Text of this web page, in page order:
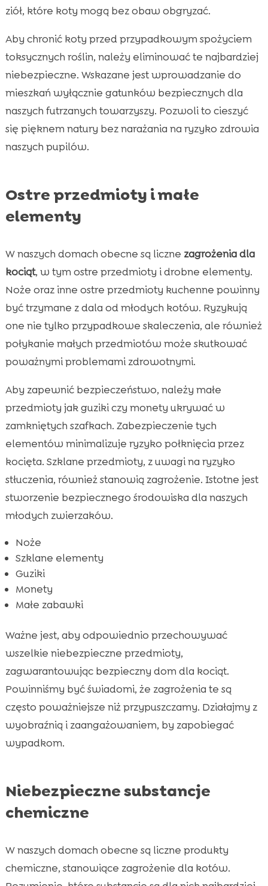
ziół, które koty mogą bez obaw obgryzać.
Aby chronić koty przed przypadkowym spożyciem
toksycznych roślin, należy eliminować te najbardziej
niebezpieczne. Wskazane jest wprowadzanie do
mieszkań wyłącznie gatunków bezpiecznych dla
naszych futrzanych towarzyszy. Pozwoli to cieszyć
się pięknem natury bez narażania na ryzyko zdrowia
naszych pupilów.
Ostre przedmioty i małe
elementy
W naszych domach obecne są liczne zagrożenia dla
kociąt, w tym ostre przedmioty i drobne elementy.
Noże oraz inne ostre przedmioty kuchenne powinny
być trzymane z dala od młodych kotów. Ryzykują
one nie tylko przypadkowe skaleczenia, ale również
połykanie małych przedmiotów może skutkować
poważnymi problemami zdrowotnymi.
Aby zapewnić bezpieczeństwo, należy małe
przedmioty jak guziki czy monety ukrywać w
zamkniętych szafkach. Zabezpieczenie tych
elementów minimalizuje ryzyko połknięcia przez
kocięta. Szklane przedmioty, z uwagi na ryzyko
stłuczenia, również stanowią zagrożenie. Istotne jest
stworzenie bezpiecznego środowiska dla naszych
młodych zwierzaków.
Noże
Szklane elementy
Guziki
Monety
Małe zabawki
Ważne jest, aby odpowiednio przechowywać
wszelkie niebezpieczne przedmioty,
zagwarantowując bezpieczny dom dla kociąt.
Powinniśmy być świadomi, że zagrożenia te są
często poważniejsze niż przypuszczamy. Działajmy z
wyobraźnią i zaangażowaniem, by zapobiegać
wypadkom.
Niebezpieczne substancje
chemiczne
W naszych domach obecne są liczne produkty
chemiczne, stanowiące zagrożenie dla kotów.